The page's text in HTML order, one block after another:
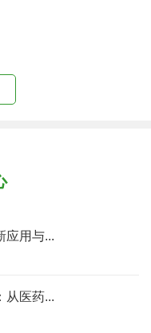
应用与...
从医药...